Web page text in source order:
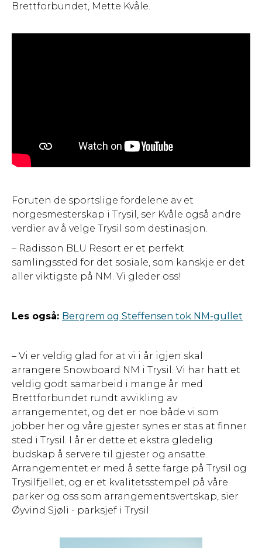
Brettforbundet, Mette Kvåle.
Foruten de sportslige fordelene av et
norgesmesterskap i Trysil, ser Kvåle også andre
verdier av å velge Trysil som destinasjon.
– Radisson BLU Resort er et perfekt
samlingssted for det sosiale, som kanskje er det
aller viktigste på NM. Vi gleder oss!
Les også: Bergrem og Steffensen tok NM-gullet
– Vi er veldig glad for at vi i år igjen skal
arrangere Snowboard NM i Trysil. Vi har hatt et
veldig godt samarbeid i mange år med
Brettforbundet rundt avvikling av
arrangementet, og det er noe både vi som
jobber her og våre gjester synes er stas at finner
sted i Trysil. I år er dette et ekstra gledelig
budskap å servere til gjester og ansatte.
Arrangementet er med å sette farge på Trysil og
Trysilfjellet, og er et kvalitetsstempel på våre
parker og oss som arrangementsvertskap, sier
Øyvind Sjøli - parksjef i Trysil.